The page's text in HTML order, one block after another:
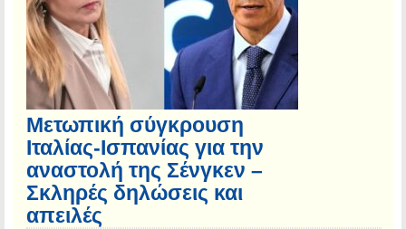
Μετωπική σύγκρουση
Ιταλίας-Ισπανίας για την
αναστολή της Σένγκεν –
Σκληρές δηλώσεις και
απειλές